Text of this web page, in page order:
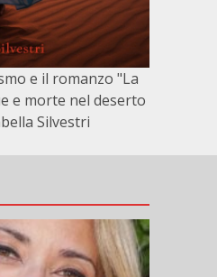
e il romanzo "La
e morte nel deserto
Silvestri